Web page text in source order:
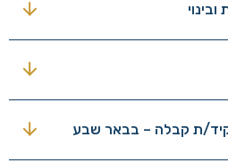
ת קבלה – בבאר שבע